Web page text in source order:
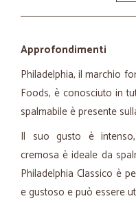
Approfondimenti
Philadelphia, il marchio
Foods, è conosciuto in
spalmabile è presente
Il suo gusto è
cremosa è ideale da
Philadelphia Classico è
e gustoso e può essere